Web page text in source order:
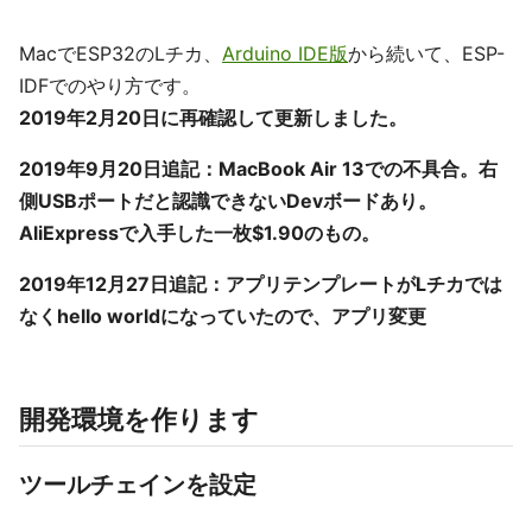
MacでESP32のLチカ、 Arduino IDE版から続いて、ESP-
IDFでのやり方です。
2019年2月20日に再確認して更新しました。
2019年9月20日追記：MacBook Air 13での不具合。右
側USBポートだと認識できないDevボードあり。
AliExpressで入手した一枚$1.90のもの。
2019年12月27日追記：アプリテンプレートがLチカでは
なくhello worldになっていたので、アプリ変更
開発環境を作ります
ツールチェインを設定